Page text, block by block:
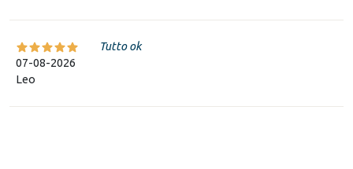
07-08-2026
Leo
Tutto ok